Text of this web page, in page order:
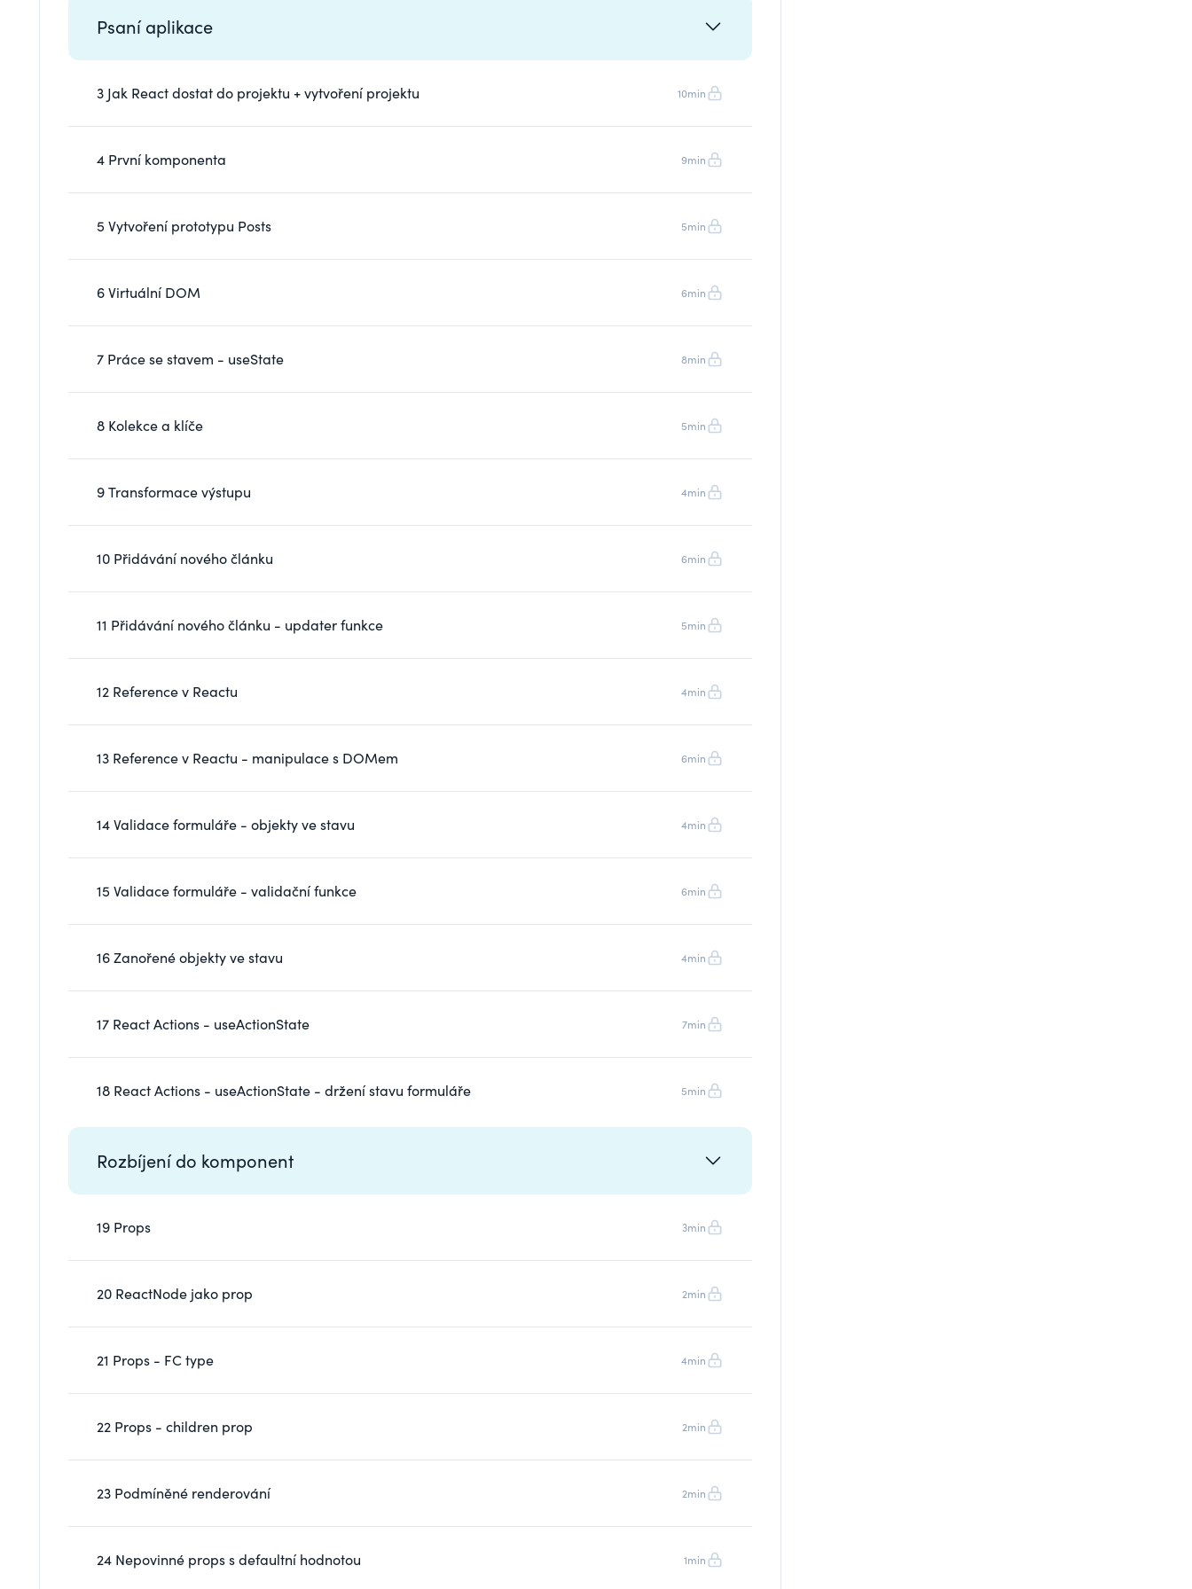
Psaní aplikace
3 Jak React dostat do projektu + vytvoření projektu 10min
4 První komponenta 9min
5 Vytvoření prototypu Posts 5min
6 Virtuální DOM 6min
7 Práce se stavem - useState 8min
8 Kolekce a klíče 5min
9 Transformace výstupu 4min
10 Přidávání nového článku 6min
11 Přidávání nového článku - updater funkce 5min
12 Reference v Reactu 4min
13 Reference v Reactu - manipulace s DOMem 6min
14 Validace formuláře - objekty ve stavu 4min
15 Validace formuláře - validační funkce 6min
16 Zanořené objekty ve stavu 4min
17 React Actions - useActionState 7min
18 React Actions - useActionState - držení stavu formuláře 5min
Rozbíjení do komponent
19 Props 3min
20 ReactNode jako prop 2min
21 Props - FC type 4min
22 Props - children prop 2min
23 Podmíněné renderování 2min
24 Nepovinné props s defaultní hodnotou 1min